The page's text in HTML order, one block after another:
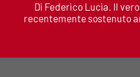
Di Federico Lucia. Il
recentemente sostenuto